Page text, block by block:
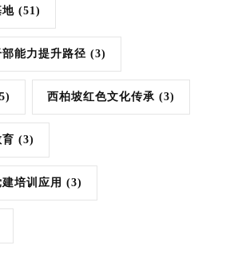
地 (51)
能力提升路径 (3)
西柏坡红色文化传承 (3)
(3)
培训应用 (3)